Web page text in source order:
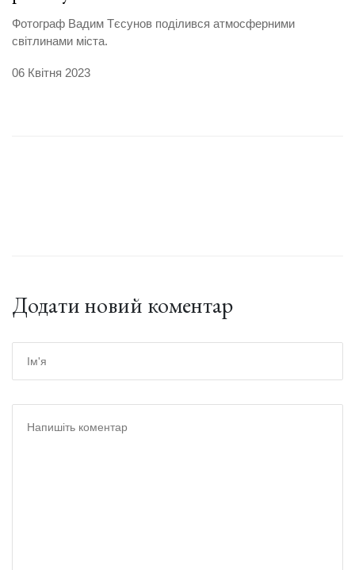
Фотограф Вадим Тєсунов поділився атмосферними
світлинами міста.
06 Квітня 2023
Додати новий коментар